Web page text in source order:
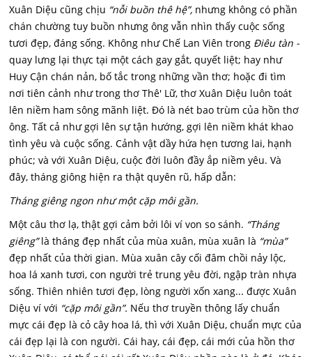
Xuân Diệu cũng chịu “nỗi buồn thê hệ”, nhưng không có phần
chán chường tuy buồn nhưng ông vẫn nhìn thấy cuộc sống
tươi đẹp, đáng sống. Không như Chế Lan Viên trong Điêu tàn -
quay lưng lại thực tại một cách gay gắt, quyết liệt; hay như
Huy Cận chán nản, bố tắc trong những vần thơ; hoặc đi tìm
nơi tiên cảnh như trong thơ Thê' Lữ, thơ Xuân Diệu luôn toát
lên niềm ham sông mãnh liệt. Đó là nét bao trùm của hồn thơ
ông. Tất cả như gợi lên sự tận hướng, gợi lên niềm khát khao
tình yêu và cuộc sống. Cảnh vật dầy hứa hẹn tương lai, hạnh
phúc; và với Xuân Diệu, cuộc đời luôn đầy ắp niềm yêu. Và
đây, tháng giông hiện ra thật quyên rũ, hấp dẫn:
Tháng giêng ngon như một cặp môi gần.
Một câu thơ lạ, thật gợi cảm bởi lôi ví von so sánh. “Tháng
giêng”là tháng đẹp nhất của mùa xuân, mùa xuân là “mùa”
đẹp nhất của thời gian. Mùa xuân cây cối đâm chồi nảy lộc,
hoa lá xanh tươi, con người trẻ trung yêu đời, ngập tràn nhựa
sống. Thiên nhiên tươi đẹp, lòng người xốn xang... được Xuân
Diệu ví với “cặp môi gần”. Nếu thơ truyền thông lấy chuẩn
mực cái đẹp là cỏ cây hoa lá, thì với Xuân Diệu, chuẩn mực của
cái đẹp lại là con người. Cái hay, cái đẹp, cái mới của hồn thơ